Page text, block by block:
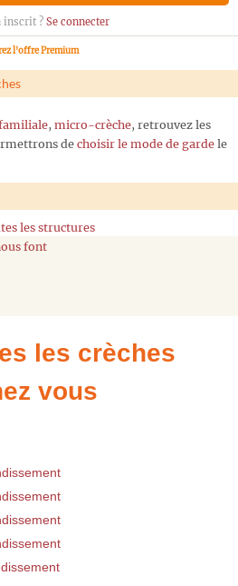
inscrit ? Se connecter
l'offre Premium
, micro-crèche, retrouvez les
de choisir le mode de garde le
les structures
font
les crèches
vous